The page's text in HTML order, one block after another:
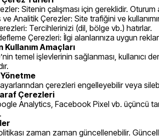
Sitenin çalışması için gereklidir.
Analitik Çerezler: Site trafiğini ve
Tercihlerinizi (dil, bölge vb.) hatırlar.
Çerezleri: İlgi alanlarınıza uygun
Kullanım Amaçları
temel işlevlerinin sağlanması,
ayarlarından çerezleri engelleyebilir veya
Çerezleri
Analytics, Facebook Pixel vb. üçüncü
zaman zaman güncellenebilir.